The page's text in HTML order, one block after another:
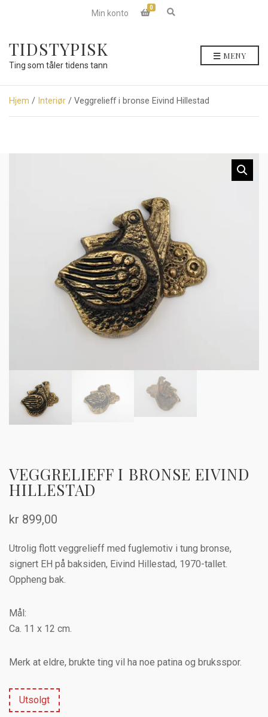
Min konto
0
E
a
r
h
TIDSTYPISK
Ting som tåler tidens tann
MENY
Hjem / Interiør / Veggrelieff i bronse Eivind Hillestad
VEGGRELIEFF I BRONSE EIVIND
HILLESTAD
kr 899,00
Utrolig flott veggrelieff med fuglemotiv i tung bronse,
signert EH på baksiden, Eivind Hillestad, 1970-tallet.
Oppheng bak.
Mål:
Ca. 11 x 12 cm.
Merk at eldre, brukte ting vil ha noe patina og bruksspor.
Utsolgt